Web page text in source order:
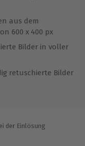
aus dem
600 x 400 px
Bilder in voller
retuschierte Bilder
der Einlösung